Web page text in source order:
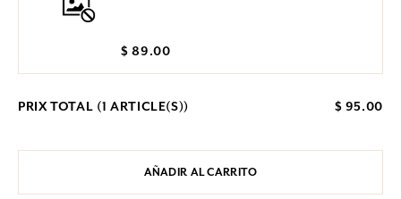
$ 89.00
PRIX TOTAL (1 ARTICLE(S)) $ 95.00
AÑADIR AL CARRITO